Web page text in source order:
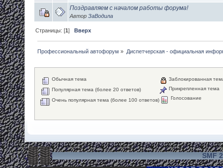
Поздравляем с началом работы форума!
Автор ЗаВодила
Страницы: [1]Вверх
Профессиональный автофорум » Диспетчерская - официальная
Обычная тема
Популярная тема (более 20 ответов)
Очень популярная тема (более 100 ответов)
Заблокированная
Прикрепленная тема
Голосование
SMF